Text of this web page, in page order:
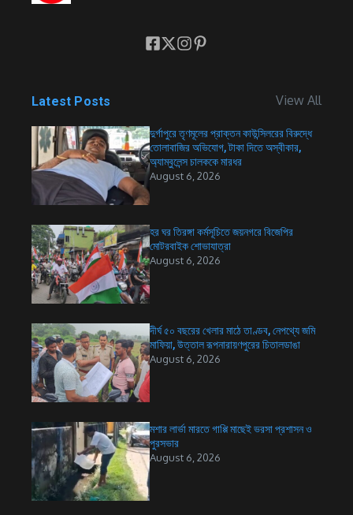
Latest Posts View All
দুর্গাপুরে তৃণমূলের প্রাক্তন কাউন্সিলরের বিরুদ্ধে
তোলাবাজির অভিযোগ, টাকা দিতে অস্বীকার,
অ্যাম্বুলেন্স চালককে মারধর
August 6, 2026
হর ঘর তিরঙ্গা কর্মসূচিতে জয়নগরে বিজেপির
মোটরবাইক শোভাযাত্রা
August 6, 2026
দীর্ঘ ৫০ বছরের খেলার মাঠে তাণ্ডব, নেপথ্যে জমি
মাফিয়া, উত্তাল রূপনারায়ণপুরের চিতালডাঙা
August 6, 2026
মশার লার্ভা মারতে গাপ্পি মাছেই ভরসা প্রশাসন ও
পুরসভার
August 6, 2026